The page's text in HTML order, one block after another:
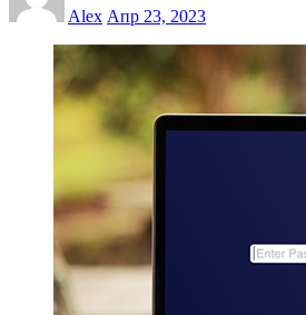
Alex Апр 23, 2023